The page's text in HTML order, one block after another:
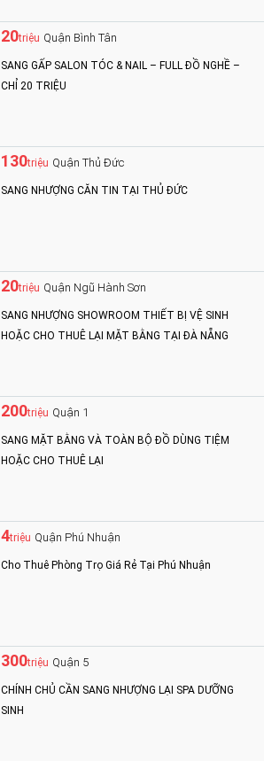
20triệu Quận Bình Tân
SANG GẤP SALON TÓC & NAIL – FULL ĐỒ NGHỀ –
CHỈ 20 TRIỆU
130triệu Quận Thủ Đức
SANG NHƯỢNG CĂN TIN TẠI THỦ ĐỨC
20triệu Quận Ngũ Hành Sơn
SANG NHƯỢNG SHOWROOM THIẾT BỊ VỆ SINH
HOẶC CHO THUÊ LẠI MẶT BẰNG TẠI ĐÀ NẴNG
200triệu Quận 1
SANG MẶT BẰNG VÀ TOÀN BỘ ĐỒ DÙNG TIỆM
HOẶC CHO THUÊ LẠI
4triệu Quận Phú Nhuận
Cho Thuê Phòng Trọ Giá Rẻ Tại Phú Nhuận
300triệu Quận 5
CHÍNH CHỦ CẦN SANG NHƯỢNG LẠI SPA DƯỠNG
SINH